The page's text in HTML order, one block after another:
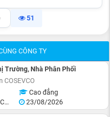
51
CÔNG TY
Trường, Nhà Phân Phối
COSEVCO
Cao đẳng
23/08/2026